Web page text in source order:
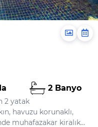
2 Banyo
havuzu korunaklı,
muhafazakar kiralık